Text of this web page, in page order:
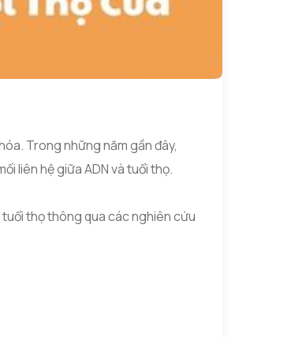
Trong những năm gần đây,
liên hệ giữa ADN và tuổi thọ.
tuổi thọ thông qua các nghiên cứu